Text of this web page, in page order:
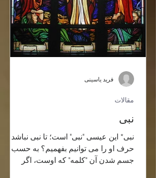
نبی
نبی* این عیسی "نبی" است؛ تا نبی نباشد
حرف او را می توانیم بفهمیم؟ به حسب
جسم شدن آن "کلمه" که اوست، اگر
مقالات
فرید یاسینی